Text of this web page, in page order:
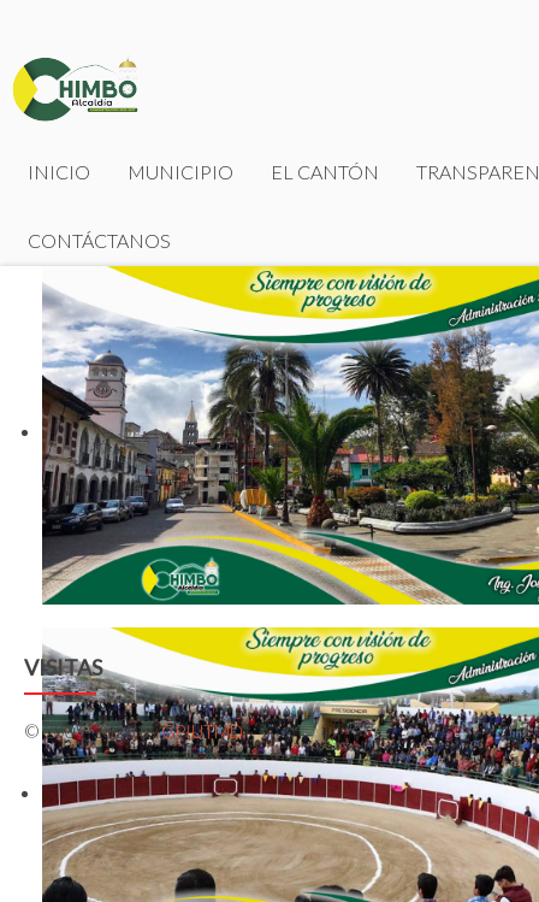
INICIO MUNICIPIO EL CANTÓN
CONTÁCTANOS
VISITAS
© 2009-2026 byGPIUTMD
Reiniciar
Ingrese la dirección de
Un código de